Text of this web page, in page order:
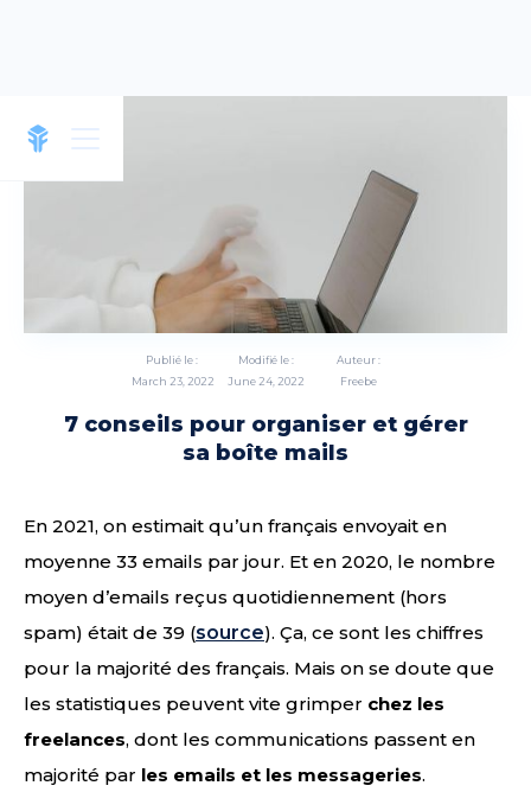
Publié le :
March 23, 2022
Modifié le :
June 24, 2022
Auteur :
Freebe
7 conseils pour organiser et gérer
sa boîte mails
En 2021, on estimait qu’un français envoyait en
moyenne 33 emails par jour. Et en 2020, le nombre
moyen d’emails reçus quotidiennement (hors
spam) était de 39 (source). Ça, ce sont les chiffres
pour la majorité des français. Mais on se doute que
les statistiques peuvent vite grimper chez les
freelances, dont les communications passent en
majorité par les emails et les messageries.